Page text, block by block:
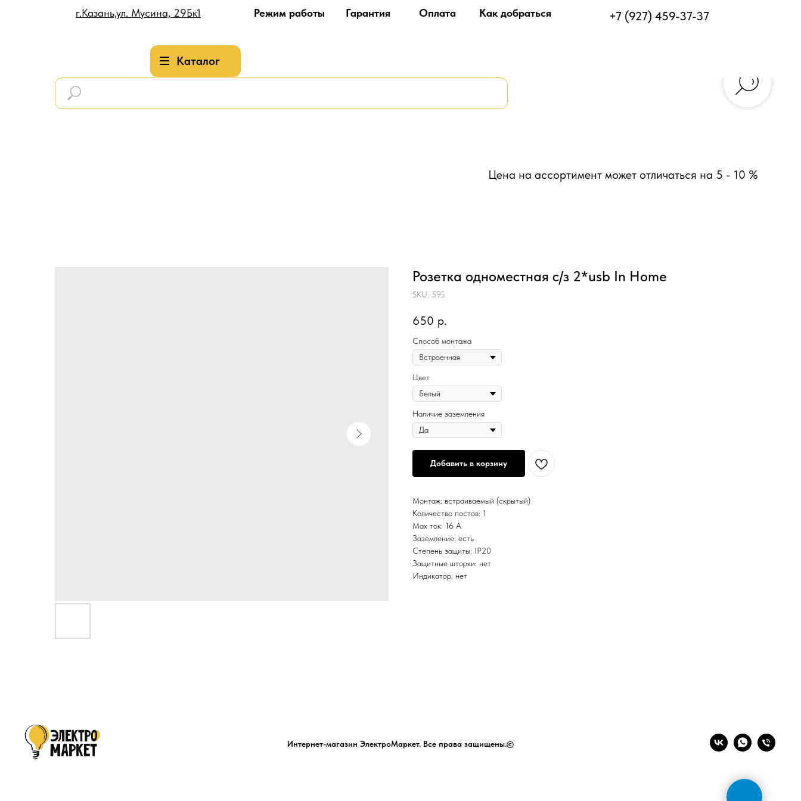
г.Казань,ул. Мусина, 29Бк1
Каталог
+7 (927) 459-37-37
Гарантия Оплата
Режим работы Как добраться
Цена на ассортимент может отличаться на 5 - 10 %
Розетка одноместная с/з 2*usb In Home
SKU: 595
650 р.
Способ монтажа
Цвет
Наличие заземления
Добавить в корзину
Монтаж: встраиваемый (скрытый)
Количество постов: 1
Max ток: 16 А
Заземление: есть
Степень защиты: IP20
Защитные шторки: нет
Индикатор: нет
Интернет-магазин ЭлектроМаркет. Все права защищены.©